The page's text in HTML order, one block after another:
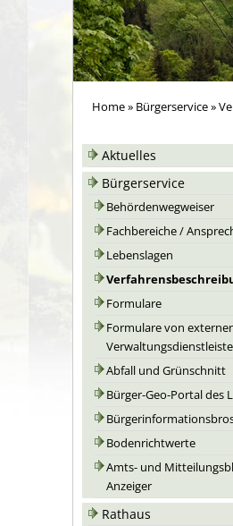
Home» Bürgerservice»
Aktuelles
Bürgerservice
Behördenwegweiser
Fachbereiche /
Lebenslagen
Formulare
Formulare von
Abfall und Grünschnitt
Bürger-Geo-Portal des
Bodenrichtwerte
Amts- und
Anzeiger
Rathaus